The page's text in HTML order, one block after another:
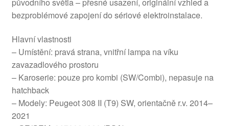
bezproblémové zapojení do sériové elektroinstalace.
Hlavní vlastnosti
– Umístění: pravá strana, vnitřní lampa na víku
zavazadlového prostoru
– Karoserie: pouze pro kombi (SW/Combi), nepasuje na
hatchback
– Modely: Peugeot 308 II (T9) SW, orientačně r.v. 2014–
2021